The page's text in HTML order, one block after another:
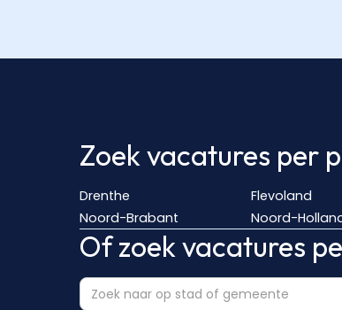
Zoek vacatures per
Drenthe Flevoland
Noord-Brabant
Noord-
Of zoek vacatures